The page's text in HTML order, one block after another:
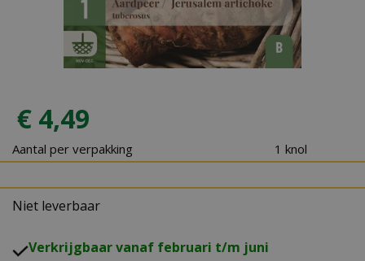
€ 4,49
Aantal per verpakking 1 knol
Niet leverbaar
Verkrijgbaar vanaf februari t/m juni